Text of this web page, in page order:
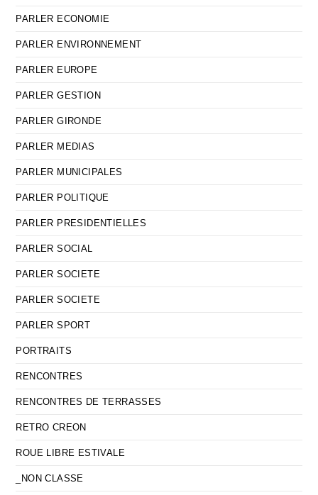
PARLER ECONOMIE
PARLER ENVIRONNEMENT
PARLER EUROPE
PARLER GESTION
PARLER GIRONDE
PARLER MEDIAS
PARLER MUNICIPALES
PARLER POLITIQUE
PARLER PRESIDENTIELLES
PARLER SOCIAL
PARLER SOCIETE
PARLER SOCIETE
PARLER SPORT
PORTRAITS
RENCONTRES
RENCONTRES DE TERRASSES
RETRO CREON
ROUE LIBRE ESTIVALE
_NON CLASSE